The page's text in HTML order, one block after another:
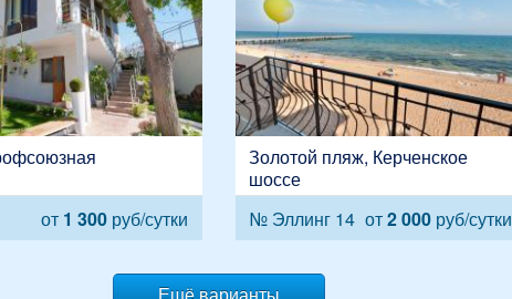
от 1 300 руб/сутки
Золотой пляж, Керченское
шоссе
№ Эллинг 14 от2 000руб/сутки